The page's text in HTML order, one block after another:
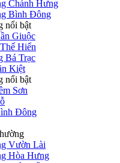
Chánh Hưng
Bình Đông
nổi bật
Giuộc
Hiển
Bá Trạc
Kiệt
nổi bật
Sơn
Đông
Vườn Lài
Hòa Hưng